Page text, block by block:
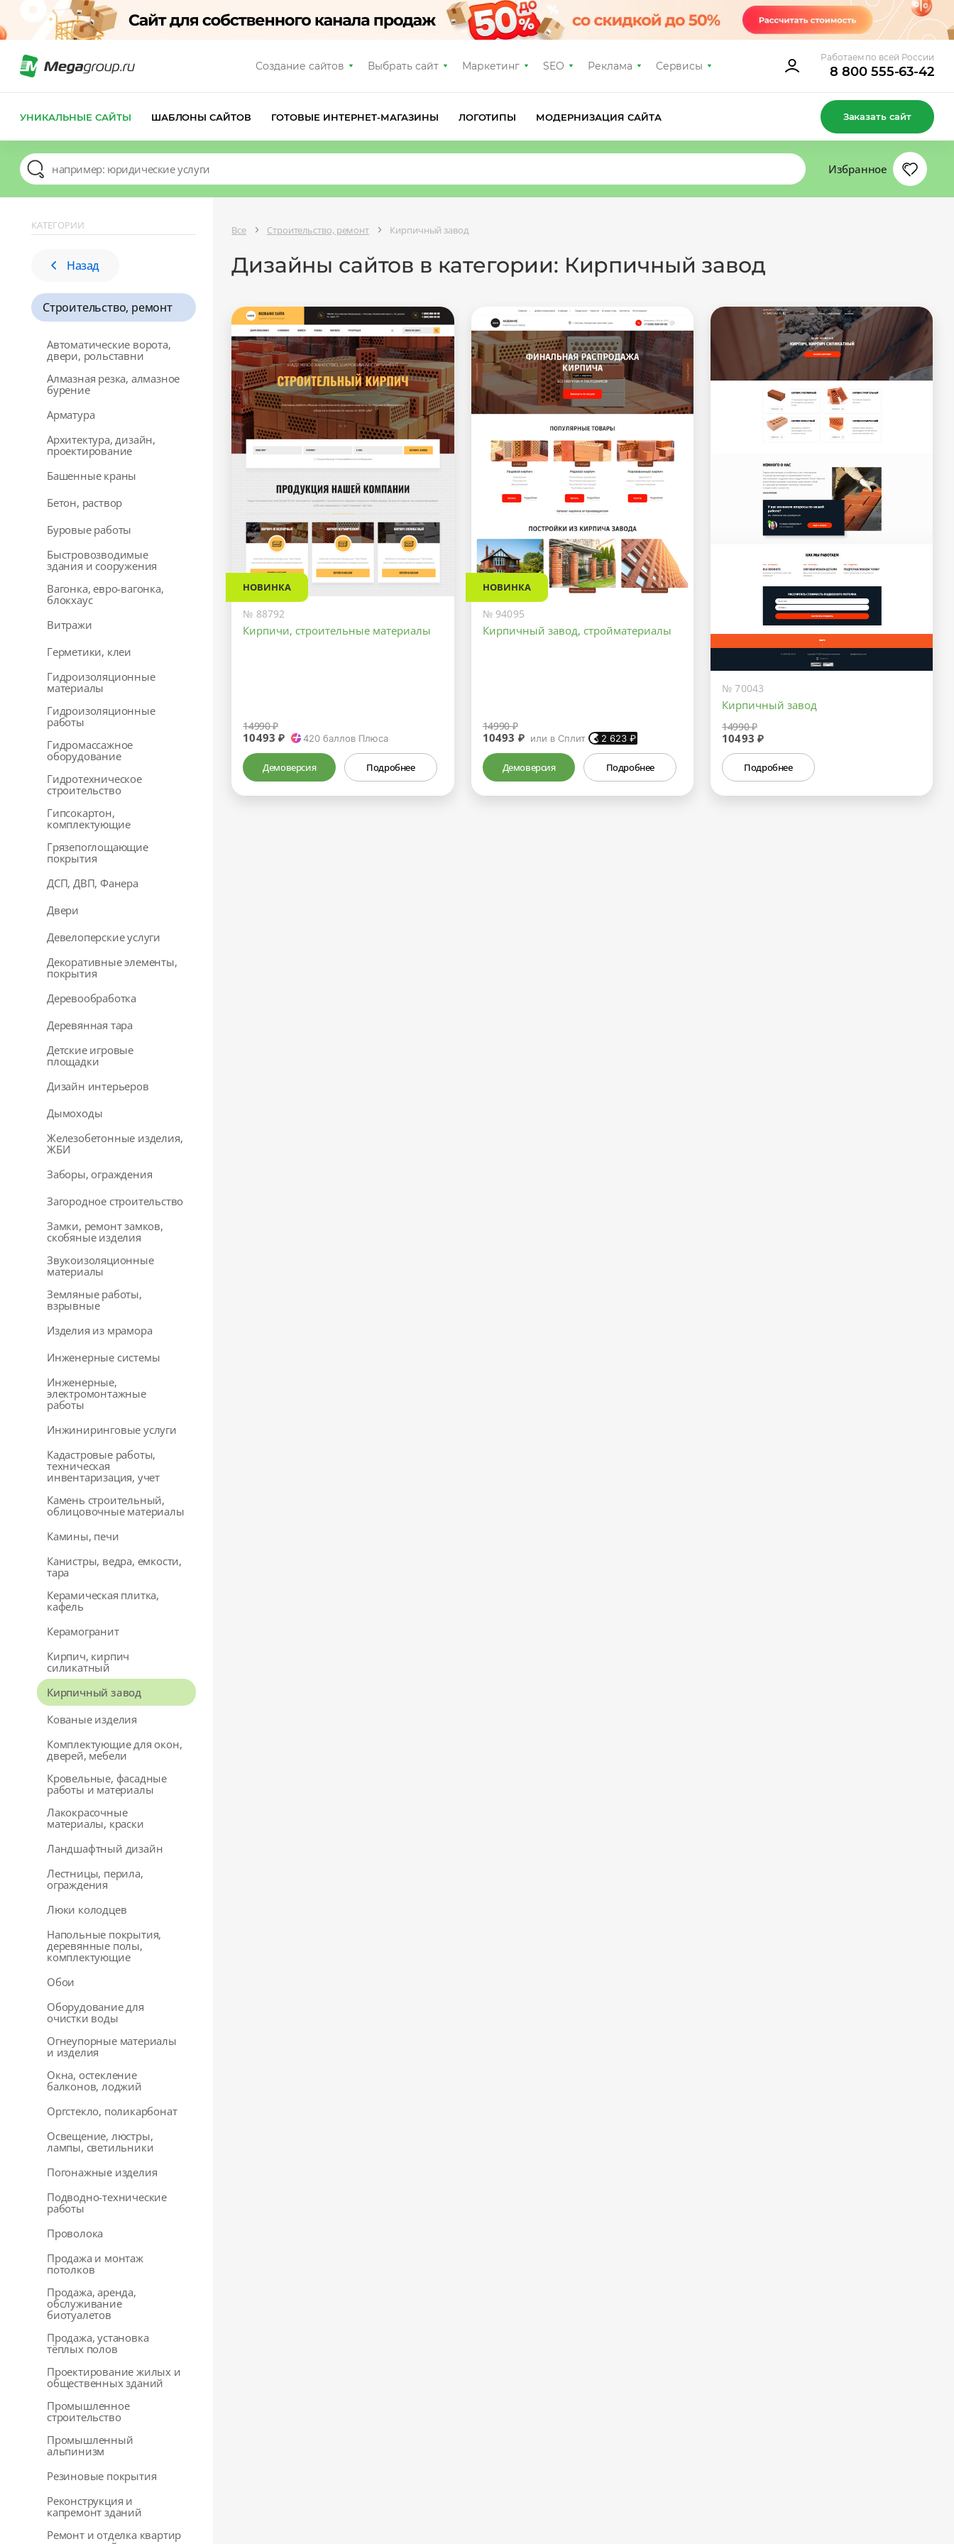
Создание сайтов Выбрать сайт Маркетинг SEO Реклама Сервисы
Работаем по всей России
8 800 555-63-42
УНИКАЛЬНЫЕ САЙТЫ ШАБЛОНЫ САЙТОВ ГОТОВЫЕ ИНТЕРНЕТ-МАГАЗИНЫ ЛОГОТИПЫ МОДЕРНИЗАЦИЯ САЙТА Заказать сайт
Избранное
КАТЕГОРИИ
Назад
Строительство, ремонт
Автоматические ворота,
двери, рольставни
Алмазная резка, алмазное
бурение
Арматура
Архитектура, дизайн,
проектирование
Башенные краны
Бетон, раствор
Буровые работы
Быстровозводимые
здания и сооружения
Вагонка, евро-вагонка,
блокхаус
Витражи
Герметики, клеи
Гидроизоляционные
материалы
Гидроизоляционные
работы
Гидромассажное
оборудование
Гидротехническое
строительство
Гипсокартон,
комплектующие
Грязепоглощающие
покрытия
ДСП, ДВП, Фанера
Двери
Девелоперские услуги
Декоративные элементы,
покрытия
Деревообработка
Деревянная тара
Детские игровые
площадки
Дизайн интерьеров
Дымоходы
Железобетонные изделия,
ЖБИ
Заборы, ограждения
Загородное строительство
Замки, ремонт замков,
скобяные изделия
Звукоизоляционные
материалы
Земляные работы,
взрывные
Изделия из мрамора
Инженерные системы
Инженерные,
электромонтажные
работы
Инжиниринговые услуги
Кадастровые работы,
техническая
инвентаризация, учет
Камень строительный,
облицовочные материалы
Камины, печи
Канистры, ведра, емкости,
тара
Керамическая плитка,
кафель
Керамогранит
Кирпич, кирпич
силикатный
Кирпичный завод
Кованые изделия
Комплектующие для окон,
дверей, мебели
Кровельные, фасадные
работы и материалы
Лакокрасочные
материалы, краски
Ландшафтный дизайн
Лестницы, перила,
ограждения
Люки колодцев
Напольные покрытия,
деревянные полы,
комплектующие
Обои
Оборудование для
очистки воды
Огнеупорные материалы
и изделия
Окна, остекление
балконов, лоджий
Оргстекло, поликарбонат
Освещение, люстры,
лампы, светильники
Погонажные изделия
Подводно-технические
работы
Проволока
Продажа и монтаж
потолков
Продажа, аренда,
обслуживание
биотуалетов
Продажа, установка
тёплых полов
Проектирование жилых и
общественных зданий
Промышленное
строительство
Промышленный
альпинизм
Резиновые покрытия
Реконструкция и
капремонт зданий
Ремонт и отделка квартир
Все Строительство, ремонт Кирпичный завод
Дизайны сайтов в категории: Кирпичный завод
НОВИНКА
№ 88792
Кирпичи, строительные материалы
14990 ₽
10493 ₽ 420баллов Плюса
Демоверсия Подробнее
НОВИНКА
№ 94095
Кирпичный завод, стройматериалы
14990 ₽
10493 ₽ или в Сплит 2 623 ₽
Демоверсия Подробнее
№ 70043
Кирпичный завод
14990 ₽
10493 ₽
Подробнее